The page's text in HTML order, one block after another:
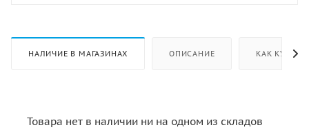
НАЛИЧИЕ В МАГАЗИНАХ ОПИСАНИЕ КАК КУПИТЬ
Товара нет в наличии ни на одном из складов